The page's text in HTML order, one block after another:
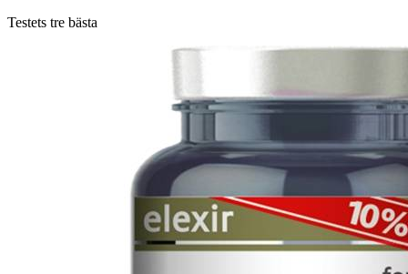
Testets tre bästa